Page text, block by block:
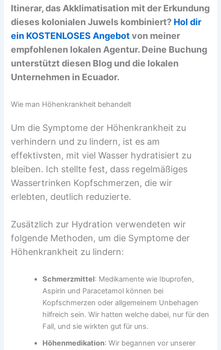
Itinerar, das Akklimatisation mit der Erkundung
dieses kolonialen Juwels kombiniert? Hol dir
ein KOSTENLOSES Angebotvon meiner
empfohlenen lokalen Agentur. Deine Buchung
unterstützt diesen Blog und die lokalen
Unternehmen in Ecuador.
Wie man Höhenkrankheit behandelt
Um die Symptome der Höhenkrankheit zu
verhindern und zu lindern, ist es am
effektivsten, mit viel Wasser hydratisiert zu
bleiben. Ich stellte fest, dass regelmäßiges
Wassertrinken Kopfschmerzen, die wir
erlebten, deutlich reduzierte.
Zusätzlich zur Hydration verwendeten wir
folgende Methoden, um die Symptome der
Höhenkrankheit zu lindern:
Schmerzmittel: Medikamente wie Ibuprofen,
Aspirin und Paracetamol können bei
Kopfschmerzen oder allgemeinem Unbehagen
hilfreich sein. Wir hatten welche dabei, nur für den
Fall, und sie wirkten gut für uns.
Höhenmedikation: Wir begannen vor unserer